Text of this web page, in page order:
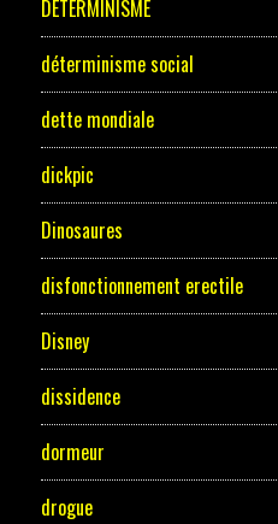
DETERMINISME
déterminisme social
dette mondiale
dickpic
Dinosaures
disfonctionnement erectile
Disney
dissidence
dormeur
drogue